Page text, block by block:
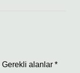
Gerekli alanlar *